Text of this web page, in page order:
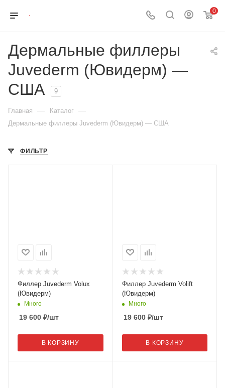
0
Дермальные филлеры
Juvederm (Ювидерм) —
США
9
Главная — Каталог —
Дермальные филлеры Juvederm (Ювидерм) — США
ФИЛЬТР
Филлер Juvederm Volux
(Ювидерм)
Много
19 600 ₽/шт
В КОРЗИНУ
Филлер Juvederm Volift
(Ювидерм)
Много
19 600₽/шт
В КОРЗИНУ